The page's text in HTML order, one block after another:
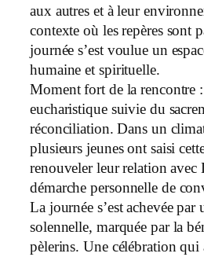
aux autres et à leur
contexte où les repères sont
journée s’est voulue un
humaine et spirituelle.
Moment fort de la rencontre
eucharistique suivie du
réconciliation. Dans un
plusieurs jeunes ont saisi
renouveler leur relation avec
démarche personnelle de
La journée s’est achevée par
solennelle, marquée par la
pèlerins. Une célébration qui